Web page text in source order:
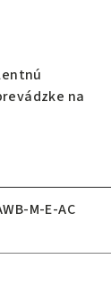
na
M-E-AC